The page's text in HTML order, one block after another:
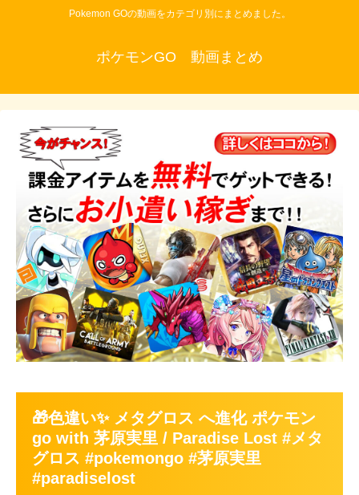
Pokemon GOの動画をカテゴリ別にまとめました。
ポケモンGO 動画まとめ
🎁色違い✨ メタグロス へ進化 ポケモン
go with 茅原実里 / Paradise Lost #メタ
グロス #pokemongo #茅原実里
#paradiselost